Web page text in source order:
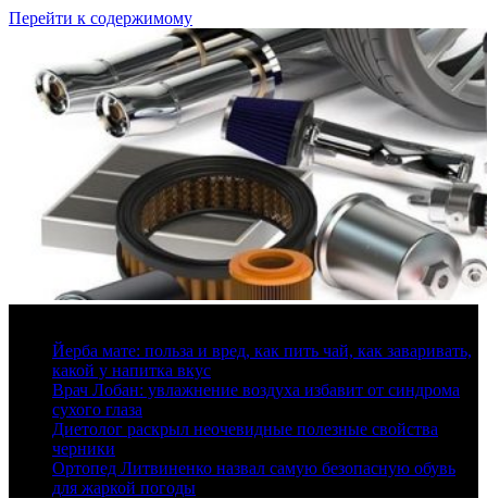
Перейти к содержимому
Йерба мате: польза и вред, как пить чай, как заваривать,
какой у напитка вкус
Врач Лобан: увлажнение воздуха избавит от синдрома
сухого глаза
Диетолог раскрыл неочевидные полезные свойства
черники
Ортопед Литвиненко назвал самую безопасную обувь
для жаркой погоды